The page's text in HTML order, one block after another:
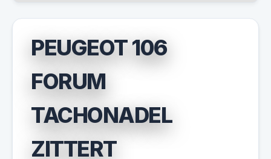
PEUGEOT 106
FORUM
TACHONADEL
ZITTERT